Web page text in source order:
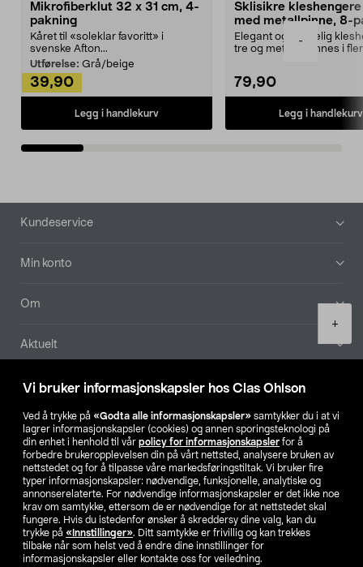
Vi bruker informasjonskapsler hos Clas Ohlson
Ved å trykke på «Godta alle informasjonskapsler» samtykker du i at vi
lagrer informasjonskapsler (cookies) og annen sporingsteknologi på
din enhet i henhold til vår policy for informasjonskapsler for å
forbedre brukeropplevelsen din på vårt nettsted, analysere bruken av
nettstedet og for å tilpasse våre markedsføringstiltak. Vi bruker fire
typer informasjonskapsler: nødvendige, funksjonelle, analytiske og
annonserelaterte. For nødvendige informasjonskapsler er det ikke noe
krav om samtykke, ettersom de er nødvendige for at nettstedet skal
fungere. Hvis du istedenfor ønsker å skreddersy dine valg, kan du
trykke på «Innstillinger». Ditt samtykke er frivillig og kan trekkes
tilbake når som helst ved å endre dine innstillinger for
informasjonskapsler eller kontakte oss for veiledning.
-
+
Mikrofiberklut 32 x 31 cm, 4-
pakning
Kåret til «soleklar favoritt» i
svenske Afton...
Utførelse: Grå/beige
39,90
Legg i handlekurv
Sklisikre
med metallpinne, 8-
Elegant og skikkelig
tre og metall – finnes i
79,90
Legg i handlekurv
Bunntekst
Kundeservice
Min konto
Om
Aktuelt
Våre selskaper
Finn din butikk
SE NO FI